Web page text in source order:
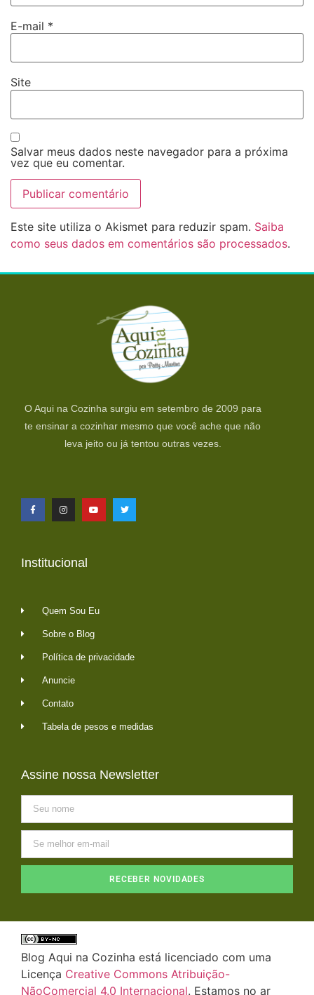
E-mail *
Site
Salvar meus dados neste navegador para a próxima
vez que eu comentar.
Este site utiliza o Akismet para reduzir spam. Saiba
como seus dados em comentários são processados.
O Aqui na Cozinha surgiu em setembro de 2009 para
te ensinar a cozinhar mesmo que você ache que não
leva jeito ou já tentou outras vezes.
Institucional
Quem Sou Eu
Sobre o Blog
Política de privacidade
Anuncie
Contato
Tabela de pesos e medidas
Assine nossa Newsletter
RECEBER NOVIDADES
Blog Aqui na Cozinha está licenciado com uma
Licença Creative Commons Atribuição-
NãoComercial 4.0 Internacional. Estamos no ar